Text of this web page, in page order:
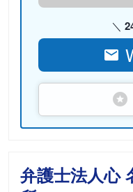
弁護士法人心